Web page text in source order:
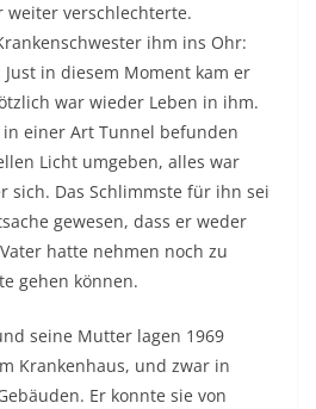
weiter verschlechterte.
ihm ins Ohr:
in diesem Moment kam er
war wieder Leben in ihm.
einer Art Tunnel befunden
Licht umgeben, alles war
sich. Das Schlimmste für ihn sei
gewesen, dass er weder
hatte nehmen noch zu
gehen können.
seine Mutter lagen 1969
Krankenhaus, und zwar in
Er konnte sie von